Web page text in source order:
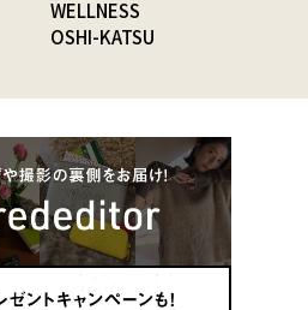
WELLNESS
OSHI-KATSU